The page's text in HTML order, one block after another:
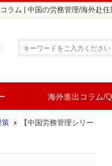
ラム | 中国の労務管理/海外赴
海外進出コラム/
策
【中国労務管理シリー